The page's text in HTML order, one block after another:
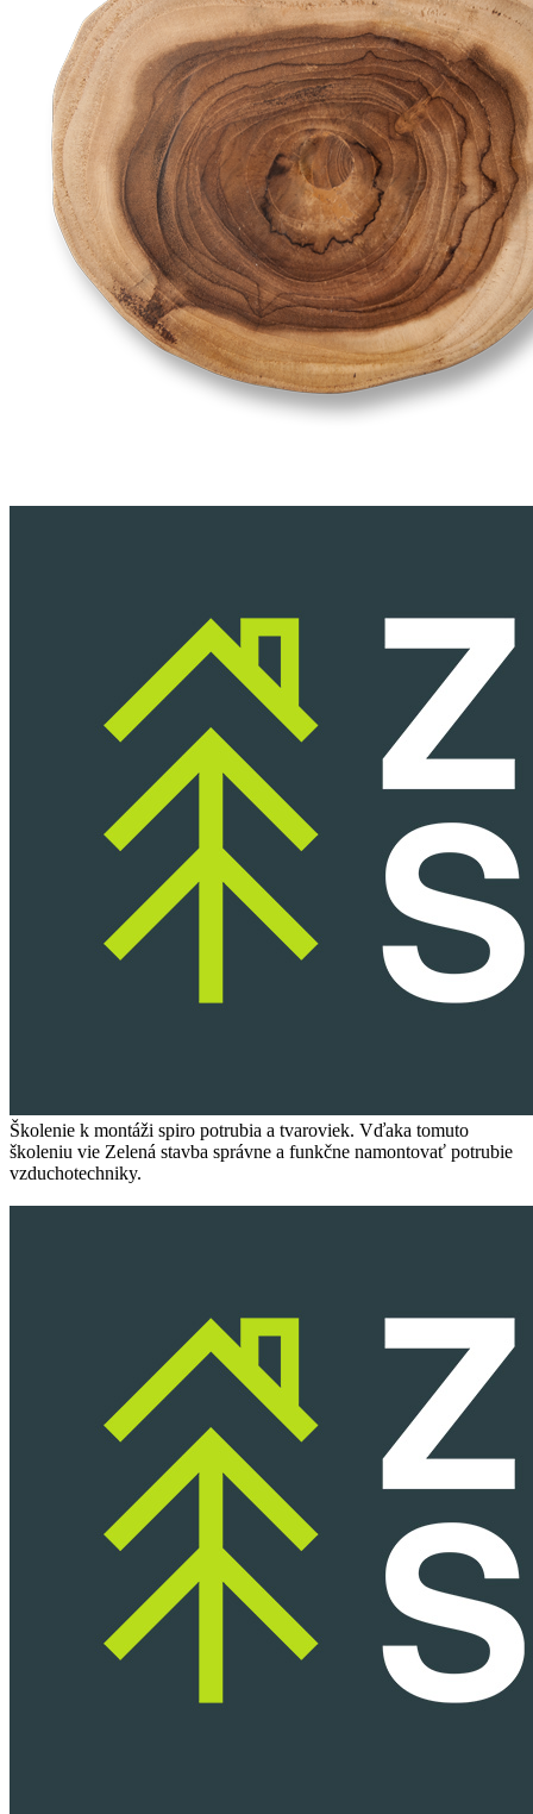
Ško­le­nie k mon­tá­ži spi­ro potru­bia a tva­ro­viek. Vďaka tomu­to
ško­le­niu vie Zele­ná stav­ba správ­ne a funkčne namon­to­vať potru­bie
vzduchotechniky.